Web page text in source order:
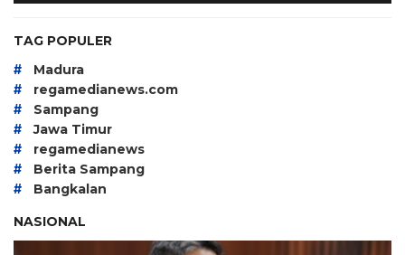
TAG POPULER
# Madura
# regamedianews.com
# Sampang
# Jawa Timur
# regamedianews
# Berita Sampang
#
Bangkalan
NASIONAL